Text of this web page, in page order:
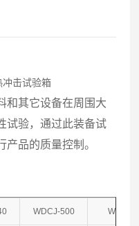
冲击试验箱
和其它设备在周围大
试验，通过此装备试
品的质量控制。
WDCJ-500 WDCJ-